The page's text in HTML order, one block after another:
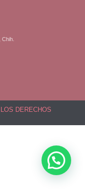
DERECHOS